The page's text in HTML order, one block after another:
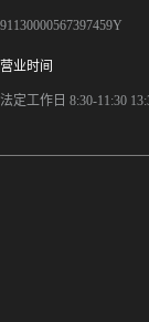
91130000567397459Y
营业时间
法定工作日 8:30-11:30